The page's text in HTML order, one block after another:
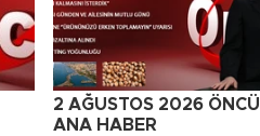
2 AĞUSTOS 2026 ÖNCÜ
ANA HABER